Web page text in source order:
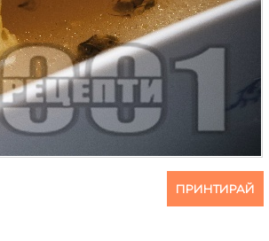
ПРИНТИРАЙ